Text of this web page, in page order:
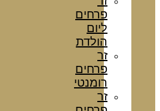
פרחים
ליום
הולדת
זר
פרחים
רומנטי
זר